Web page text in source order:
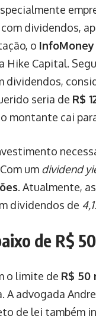
dividendos,
o InfoMoney
Capital.
dividendos,
seria de R$
montante cai
um dividend
. Atualmente,
dividendos de
de R$
o limite de R$ 50
advogada
de lei também